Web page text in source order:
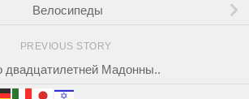
Велосипеды
PREVIOUS STORY
двадцатилетней Мадонны..